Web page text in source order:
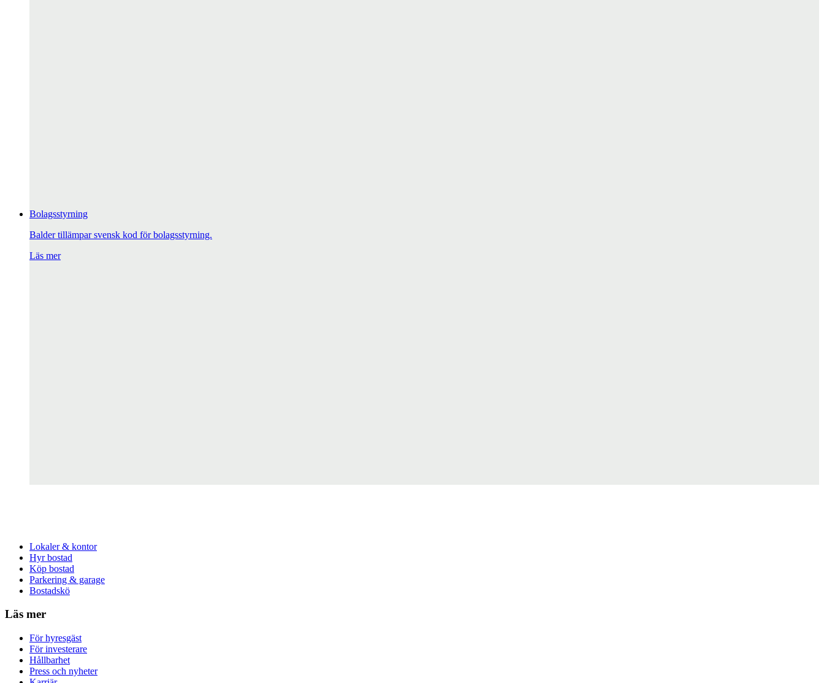
Bolagsstyrning
Balder tillämpar svensk kod för bolagsstyrning.
Läs mer
Lokaler & kontor
Hyr bostad
Köp bostad
Parkering & garage
Bostadskö
Läs mer
För hyresgäst
För investerare
Hållbarhet
Press och nyheter